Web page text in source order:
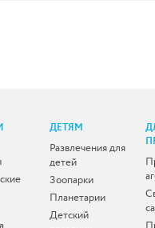
ДЕТЯМ
Развлечения для
детей
Зоопарки
Планетарии
Детский